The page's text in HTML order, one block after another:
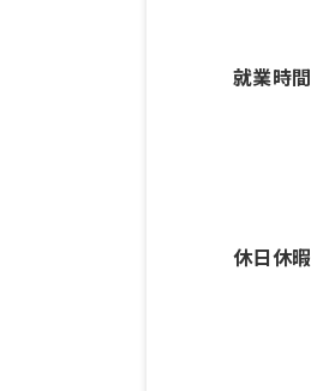
就業時間
休日休暇